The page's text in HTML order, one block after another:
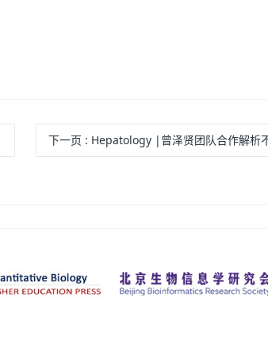
下一页 : Hepatology |曾泽贤团队合作解析不完全消融肝